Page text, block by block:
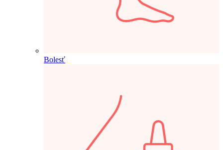
Bolesť